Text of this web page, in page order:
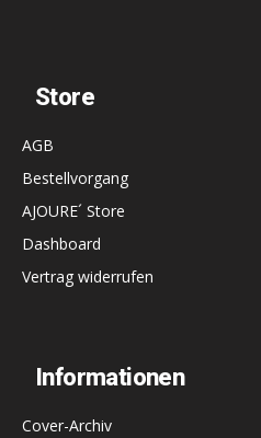
Store
AGB
Bestellvorgang
AJOURE´ Store
Dashboard
Vertrag widerrufen
Informationen
Cover-Archiv